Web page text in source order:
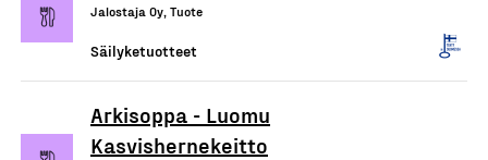
Jalostaja Oy, Tuote
Säilyketuotteet
Arkisoppa - Luomu
Kasvishernekeitto